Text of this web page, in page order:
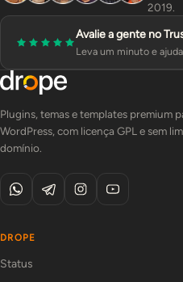
2019.
Avalie a gente no
Leva um minuto e
Plugins, temas e templates premium
WordPress, com licença GPL e sem
domínio.
DROPE
Status